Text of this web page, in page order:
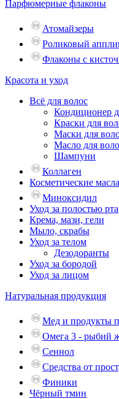
Парфюмерные флаконы
Атомайзеры
Роликовый
Флаконы с
Красота и уход
Всё для волос
Кондиционер
Краски для
Маски для
Масло для
Шампуни
Коллаген
Косметические масла
Миноксидил
Уход за полостью рта
Крема, мази, гели
Мыло, скрабы
Уход за телом
Дезодоранты
Уход за бородой
Уход за лицом
Натуральная продукция
Мед и продукты
Омега 3 - рыбий
Сеннол
Средства от
Финики
Чёрный тмин